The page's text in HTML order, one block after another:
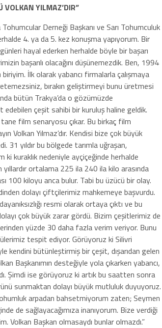
VOLKAN YILMAZ’DIR”
Derneği Başkanı ve Sarı Tohumculuk
4. ya da 5. kez konuşma yapıyorum. Bir
hayal ederken herhalde böyle bir başarı
başarılı olacağını düşünemezdik. Ben, 1994
İlk olarak yabancı firmalarla çalışmaya
bırakın geliştirmeyi bunu üretmesi
bütün Trakya’da o gözümüzde
çeşit sahibi bir kuruluş haline geldik.
film senaryosu çıkar. Bu birkaç film
Volkan Yılmaz’dır. Kendisi bize çok büyük
31 yıldır bu bölgede tarımla uğraşan,
kuraklık nedeniyle ayçiçeğinde herhalde
ortalama 225 ila 240 ila kilo arasında
100 kiloyu anca bulur. Tabi bu üzücü bir olay.
dolayı çiftçilerimiz mahkemeye başvurdu.
resmi olarak ortaya çıktı ve bu
çok büyük zarar gördü. Bizim çeşitlerimiz de
yüzde 30 daha fazla verim veriyor. Bunu
tespit ediyor. Görüyoruz ki Silivri
kendini bütünleştirmiş bir çeşit, dışarıdan gelen
Başkanımın desteğiyle yola çıkarken yabancı,
Şimdi ise görüyoruz ki artık bu saatten sonra
sunmaktan dolayı büyük mutluluk duyuyoruz.
arpadan bahsetmiyorum zaten; Seymen
de sağlayacağımıza inanıyorum. Bize verdiği
Volkan Başkan olmasaydı bunlar olmazdı.”